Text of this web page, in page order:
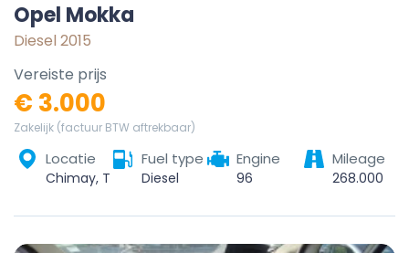
Opel Mokka
Diesel 2015
Vereiste prijs
€ 3.000
Zakelijk (factuur BTW aftrekbaar)
Locatie Fuel type
Diesel
Engine
96
Mileage
268.000